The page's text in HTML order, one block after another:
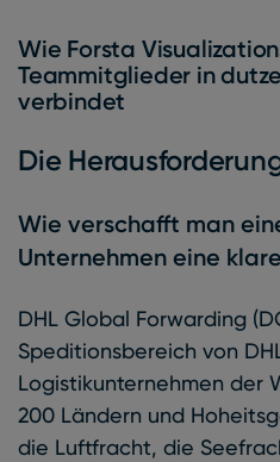
Wie Forsta
Teammitglieder in
verbindet
Die
Wie verschafft man
Unternehmen eine
DHL Global Forwarding
Speditionsbereich von
Logistikunternehmen der
200 Ländern und
die Luftfracht, die